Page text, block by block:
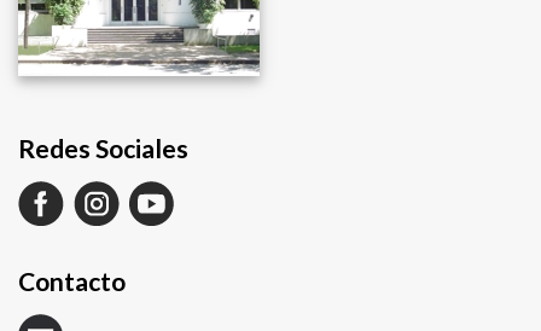
Redes Sociales
Contacto